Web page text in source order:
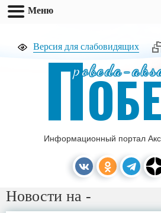
Версия для слабовидящих
pobeda-
П
Информационный портал
Новости на -
Меню